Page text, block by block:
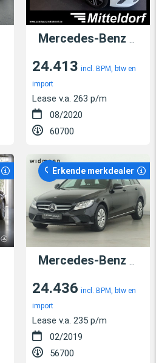
d Aut. | RFK | SHZ | PDC | Navi
24.413 incl. BPM, btw en
import
Lease v.a. 263 p/m
08/2020
60700
e Shooting Brake
Erkende merkdealer
24.436 incl. BPM, btw en
import
Lease v.a. 235 p/m
02/2019
56700